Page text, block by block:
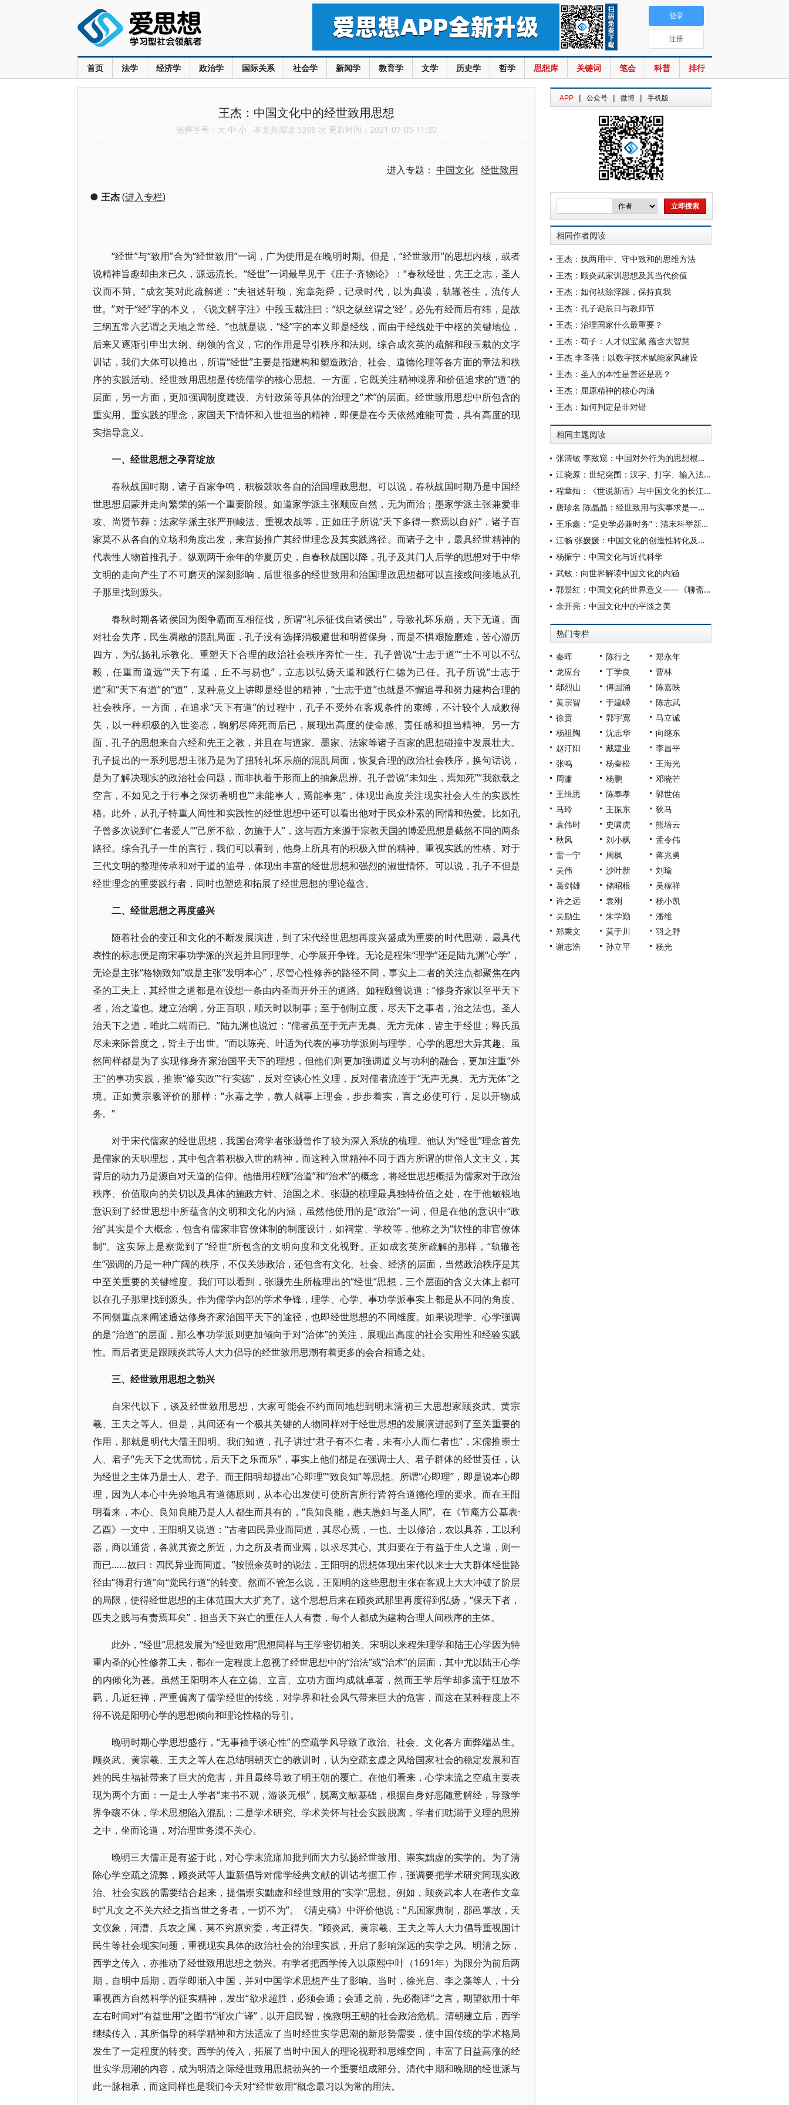
首页 法学 经济学 政治学 国际关系 社会学 新闻学 教育学 文学 历史学 哲学 思想库 关键词 笔会 科普 排行
登录
注册
王杰：中国文化中的经世致用思想
选择字号： 大 中 小 本文共阅读 5398 次 更新时间：2021-07-05 11:30
进入专题： 中国文化 经世致用
● 王杰(进入专栏)
“经世”与“致用”合为“经世致用”一词，广为使用是在晚明时期。但是，“经世致用”的思想内核，或者
说精神旨趣却由来已久，源远流长。“经世”一词最早见于《庄子·齐物论》：“春秋经世，先王之志，圣人
议而不辩。”成玄英对此疏解道：“夫祖述轩顼，宪章尧舜，记录时代，以为典谟，轨辙苍生，流传人
世。”对于“经”字的本义，《说文解字注》中段玉裁注曰：“织之纵丝谓之‘经’，必先有经而后有纬，是故
三纲五常六艺谓之天地之常经。”也就是说，“经”字的本义即是经线，而由于经线处于中枢的关键地位，
后来又逐渐引申出大纲、纲领的含义，它的作用是导引秩序和法则。综合成玄英的疏解和段玉裁的文字
训诂，我们大体可以推出，所谓“经世”主要是指建构和塑造政治、社会、道德伦理等各方面的章法和秩
序的实践活动。经世致用思想是传统儒学的核心思想。一方面，它既关注精神境界和价值追求的“道”的
层面，另一方面，更加强调制度建设、方针政策等具体的治理之“术”的层面。经世致用思想中所包含的
重实用、重实践的理念，家国天下情怀和入世担当的精神，即便是在今天依然难能可贵，具有高度的现
实指导意义。
一、经世思想之孕育绽放
春秋战国时期，诸子百家争鸣，积极鼓吹各自的治国理政思想。可以说，春秋战国时期乃是中国经
世思想启蒙并走向繁荣的第一个重要阶段。如道家学派主张顺应自然，无为而治；墨家学派主张兼爱非
攻、尚贤节葬；法家学派主张严刑峻法、重视农战等，正如庄子所说“天下多得一察焉以自好”，诸子百
家莫不从各自的立场和角度出发，来宣扬推广其经世理念及其实践路径。而诸子之中，最具经世精神的
代表性人物首推孔子。纵观两千余年的华夏历史，自春秋战国以降，孔子及其门人后学的思想对于中华
文明的走向产生了不可磨灭的深刻影响，后世很多的经世致用和治国理政思想都可以直接或间接地从孔
子那里找到源头。
春秋时期各诸侯国为图争霸而互相征伐，所谓“礼乐征伐自诸侯出”，导致礼坏乐崩，天下无道。面
对社会失序，民生凋敝的混乱局面，孔子没有选择消极避世和明哲保身，而是不惧艰险磨难，苦心游历
四方，为弘扬礼乐教化、重塑天下合理的政治社会秩序奔忙一生。孔子曾说“士志于道”“士不可以不弘
毅，任重而道远”“天下有道，丘不与易也”，立志以弘扬天道和践行仁德为己任。孔子所说“士志于
道”和“天下有道”的“道”，某种意义上讲即是经世的精神，“士志于道”也就是不懈追寻和努力建构合理的
社会秩序。一方面，在追求“天下有道”的过程中，孔子不受外在客观条件的束缚，不计较个人成败得
失，以一种积极的入世姿态，鞠躬尽瘁死而后已，展现出高度的使命感、责任感和担当精神。另一方
面，孔子的思想来自六经和先王之教，并且在与道家、墨家、法家等诸子百家的思想碰撞中发展壮大。
孔子提出的一系列思想主张乃是为了扭转礼坏乐崩的混乱局面，恢复合理的政治社会秩序，换句话说，
是为了解决现实的政治社会问题，而非执着于形而上的抽象思辨。孔子曾说“未知生，焉知死”“我欲载之
空言，不如见之于行事之深切著明也”“未能事人，焉能事鬼”，体现出高度关注现实社会人生的实践性
格。此外，从孔子特重人间性和实践性的经世思想中还可以看出他对于民众朴素的同情和热爱。比如孔
子曾多次说到“仁者爱人”“己所不欲，勿施于人”，这与西方来源于宗教天国的博爱思想是截然不同的两条
路径。综合孔子一生的言行，我们可以看到，他身上所具有的积极入世的精神、重视实践的性格、对于
三代文明的整理传承和对于道的追寻，体现出丰富的经世思想和强烈的淑世情怀。可以说，孔子不但是
经世理念的重要践行者，同时也塑造和拓展了经世思想的理论蕴含。
二、经世思想之再度盛兴
随着社会的变迁和文化的不断发展演进，到了宋代经世思想再度兴盛成为重要的时代思潮，最具代
表性的标志便是南宋事功学派的兴起并且同理学、心学展开争锋。无论是程朱“理学”还是陆九渊“心学”，
无论是主张“格物致知”或是主张“发明本心”，尽管心性修养的路径不同，事实上二者的关注点都聚焦在内
圣的工夫上，其经世之道都是在设想一条由内圣而开外王的道路。如程颐曾说道：“修身齐家以至平天下
者，治之道也。建立治纲，分正百职，顺天时以制事；至于创制立度，尽天下之事者，治之法也。圣人
治天下之道，唯此二端而已。”陆九渊也说过：“儒者虽至于无声无臭、无方无体，皆主于经世；释氏虽
尽未来际普度之，皆主于出世。”而以陈亮、叶适为代表的事功学派则与理学、心学的思想大异其趣。虽
然同样都是为了实现修身齐家治国平天下的理想，但他们则更加强调道义与功利的融合，更加注重“外
王”的事功实践，推崇“修实政”“行实德”，反对空谈心性义理，反对儒者流连于“无声无臭、无方无体”之
境。正如黄宗羲评价的那样：“永嘉之学，教人就事上理会，步步着实，言之必使可行，足以开物成
务。”
对于宋代儒家的经世思想，我国台湾学者张灏曾作了较为深入系统的梳理。他认为“经世”理念首先
是儒家的天职理想，其中包含着积极入世的精神，而这种入世精神不同于西方所谓的世俗人文主义，其
背后的动力乃是源自对天道的信仰。他借用程颐“治道”和“治术”的概念，将经世思想概括为儒家对于政治
秩序、价值取向的关切以及具体的施政方针、治国之术。张灏的梳理最具独特价值之处，在于他敏锐地
意识到了经世思想中所蕴含的文明和文化的内涵，虽然他使用的是“政治”一词，但是在他的意识中“政
治”其实是个大概念，包含有儒家非官僚体制的制度设计，如祠堂、学校等，他称之为“软性的非官僚体
制”。这实际上是察觉到了“经世”所包含的文明向度和文化视野。正如成玄英所疏解的那样，“轨辙苍
生”强调的乃是一种广阔的秩序，不仅关涉政治，还包含有文化、社会、经济的层面，当然政治秩序是其
中至关重要的关键维度。我们可以看到，张灏先生所梳理出的“经世”思想，三个层面的含义大体上都可
以在孔子那里找到源头。作为儒学内部的学术争锋，理学、心学、事功学派事实上都是从不同的角度、
不同侧重点来阐述通达修身齐家治国平天下的途径，也即经世思想的不同维度。如果说理学、心学强调
的是“治道”的层面，那么事功学派则更加倾向于对“治体”的关注，展现出高度的社会实用性和经验实践
性。而后者更是跟顾炎武等人大力倡导的经世致用思潮有着更多的会合相通之处。
三、经世致用思想之勃兴
自宋代以下，谈及经世致用思想，大家可能会不约而同地想到明末清初三大思想家顾炎武、黄宗
羲、王夫之等人。但是，其间还有一个极其关键的人物同样对于经世思想的发展演进起到了至关重要的
作用，那就是明代大儒王阳明。我们知道，孔子讲过“君子有不仁者，未有小人而仁者也”，宋儒推崇士
人、君子“先天下之忧而忧，后天下之乐而乐”，事实上他们都是在强调士人、君子群体的经世责任，认
为经世之主体乃是士人、君子。而王阳明却提出“心即理”“致良知”等思想。所谓“心即理”，即是说本心即
理，因为人本心中先验地具有道德原则，从本心出发便可使所言所行皆符合道德伦理的要求。而在王阳
明看来，本心、良知良能乃是人人都生而具有的，“良知良能，愚夫愚妇与圣人同”。在《节庵方公墓表·
乙酉》一文中，王阳明又说道：“古者四民异业而同道，其尽心焉，一也。士以修治，农以具养，工以利
器，商以通货，各就其资之所近，力之所及者而业焉，以求尽其心。其归要在于有益于生人之道，则一
而已……故曰：四民异业而同道。”按照余英时的说法，王阳明的思想体现出宋代以来士大夫群体经世路
径由“得君行道”向“觉民行道”的转变。然而不管怎么说，王阳明的这些思想主张在客观上大大冲破了阶层
的局限，使得经世思想的主体范围大大扩充了。这个思想后来在顾炎武那里再度得到弘扬，“保天下者，
匹夫之贱与有责焉耳矣”，担当天下兴亡的重任人人有责，每个人都成为建构合理人间秩序的主体。
此外，“经世”思想发展为“经世致用”思想同样与王学密切相关。宋明以来程朱理学和陆王心学因为特
重内圣的心性修养工夫，都在一定程度上忽视了经世思想中的“治法”或“治术”的层面，其中尤以陆王心学
的内倾化为甚。虽然王阳明本人在立德、立言、立功方面均成就卓著，然而王学后学却多流于狂放不
羁，几近狂禅，严重偏离了儒学经世的传统，对学界和社会风气带来巨大的危害，而这在某种程度上不
得不说是阳明心学的思想倾向和理论性格的导引。
晚明时期心学思想盛行，“无事袖手谈心性”的空疏学风导致了政治、社会、文化各方面弊端丛生。
顾炎武、黄宗羲、王夫之等人在总结明朝灭亡的教训时，认为空疏玄虚之风给国家社会的稳定发展和百
姓的民生福祉带来了巨大的危害，并且最终导致了明王朝的覆亡。在他们看来，心学末流之空疏主要表
现为两个方面：一是士人学者“束书不观，游谈无根”，脱离文献基础，根据自身好恶随意解经，导致学
界争嚷不休，学术思想陷入混乱；二是学术研究、学术关怀与社会实践脱离，学者们耽溺于义理的思辨
之中，坐而论道，对治理世务漠不关心。
晚明三大儒正是有鉴于此，对心学末流痛加批判而大力弘扬经世致用、崇实黜虚的实学的。为了清
除心学空疏之流弊，顾炎武等人重新倡导对儒学经典文献的训诂考据工作，强调要把学术研究同现实政
治、社会实践的需要结合起来，提倡崇实黜虚和经世致用的“实学”思想。例如，顾炎武本人在著作文章
时“凡文之不关六经之指当世之务者，一切不为”。《清史稿》中评价他说：“凡国家典制，郡邑掌故，天
文仪象，河漕、兵农之属，莫不穷原究委，考正得失。”顾炎武、黄宗羲、王夫之等人大力倡导重视国计
民生等社会现实问题，重视现实具体的政治社会的治理实践，开启了影响深远的实学之风。明清之际，
西学之传入，亦推动了经世致用思想之勃兴。有学者把西学传入以康熙中叶（1691年）为限分为前后两
期，自明中后期，西学即渐入中国，并对中国学术思想产生了影响。当时，徐光启、李之藻等人，十分
重视西方自然科学的征实精神，发出“欲求超胜，必须会通；会通之前，先必翻译”之言，期望欲用十年
左右时间对“有益世用”之图书“渐次广译”，以开启民智，挽救明王朝的社会政治危机。清朝建立后，西学
继续传入，其所倡导的科学精神和方法适应了当时经世实学思潮的新形势需要，使中国传统的学术格局
发生了一定程度的转变。西学的传入，拓展了当时中国人的理论视野和思维空间，丰富了日益高涨的经
世实学思潮的内容，成为明清之际经世致用思想勃兴的一个重要组成部分。清代中期和晚期的经世派与
此一脉相承，而这同样也是我们今天对“经世致用”概念最习以为常的用法。
APP | 公众号 | 微博 | 手机版
相同作者阅读
王杰：执两用中、守中致和的思维方法
王杰：顾炎武家训思想及其当代价值
王杰：如何祛除浮躁，保持真我
王杰：孔子诞辰日与教师节
王杰：治理国家什么最重要？
王杰：荀子：人才似宝藏 蕴含大智慧
王杰 李圣强：以数字技术赋能家风建设
王杰：圣人的本性是善还是恶？
王杰：屈原精神的核心内涵
王杰：如何判定是非对错
相同主题阅读
张清敏 李敃窥：中国对外行为的思想根源探析
江晓原：世纪突围：汉字、打字、输入法与中国文化的命运
程章灿：《世说新语》与中国文化的长江时代
唐珍名 陈晶晶：经世致用与实事求是——岳麓书院学风考
王乐鑫：“是史学必兼时务”：清末科举新章首场“中国政治史事论”
江畅 张媛媛：中国文化的创造性转化及愿景
杨振宁：中国文化与近代科学
武敏：向世界解读中国文化的内涵
郭景红：中国文化的世界意义——《聊斋志异》在俄罗斯的经典化
余开亮：中国文化中的平淡之美
热门专栏
秦晖 陈行之
郑永年
龙应台
丁学良
曹林
鄢烈山
傅国涌
陈嘉映
黄宗智
于建嵘
陈志武
徐贲
郭宇宽
马立诚
杨祖陶
沈志华
向继东
赵汀阳
戴建业
李昌平
张鸣
杨奎松
王海光
周濂
杨鹏
邓晓芒
王缉思
陈奉孝
郭世佑
马玲
王振东
狄马
袁伟时
史啸虎
熊培云
秋风
刘小枫
孟令伟
雷一宁
周枫
蒋兆勇
吴伟
沙叶新
刘瑜
葛剑雄
储昭根
吴稼祥
许之远
袁刚
杨小凯
吴励生
朱学勤
潘维
郑秉文
莫于川
羽之野
谢志浩
孙立平 杨光